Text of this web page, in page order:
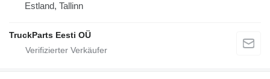
Estland, Tallinn
TruckParts Eesti OÜ